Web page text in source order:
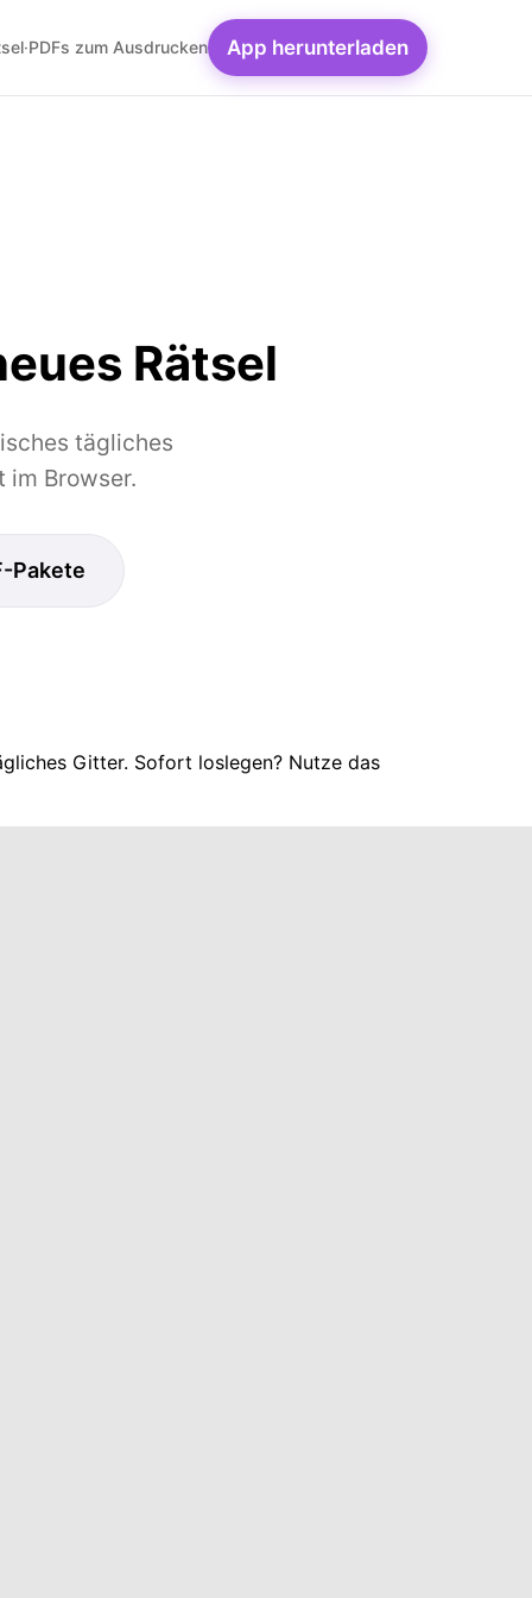
·PDFs zum Ausdrucken App herunterladen
Rätsel
tägliches
im Browser.
Pakete
Gitter. Sofort loslegen? Nutze das